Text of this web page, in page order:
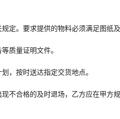
定。要求提供的物料必须满足图纸及
质量证明文件。
，按时送达指定交货地点。
不合格的及时退场，乙方应在甲方